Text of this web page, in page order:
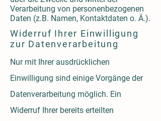
Verarbeitung von personenbezogenen
Daten (z.B. Namen, Kontaktdaten o. Ä.).
Widerruf Ihrer Einwilligung
zur Datenverarbeitung
Nur mit Ihrer ausdrücklichen
Einwilligung sind einige Vorgänge der
Datenverarbeitung möglich. Ein
Widerruf Ihrer bereits erteilten